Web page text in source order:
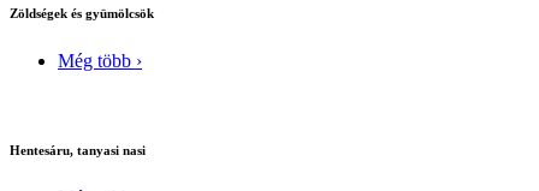
Zöldségek és gyümölcsök
Még több ›
Hentesáru, tanyasi nasi